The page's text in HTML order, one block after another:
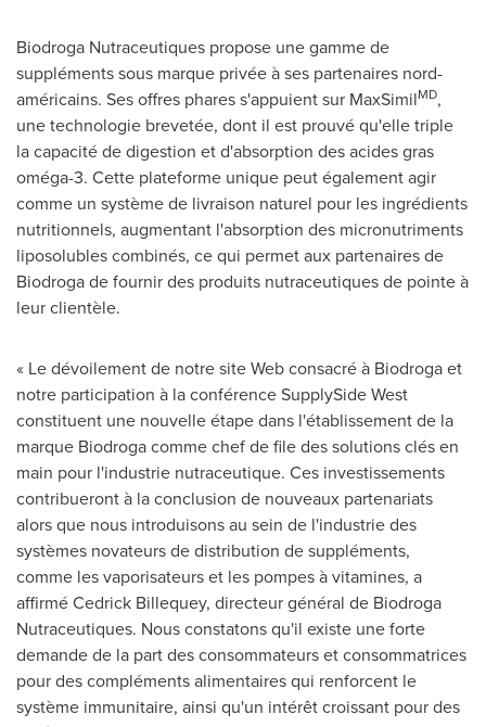
Biodroga Nutraceutiques propose une gamme de
suppléments sous marque privée à ses partenaires nord-
américains. Ses offres phares s'appuient sur MaxSimilMD,
une technologie brevetée, dont il est prouvé qu'elle triple
la capacité de digestion et d'absorption des acides gras
oméga-3. Cette plateforme unique peut également agir
comme un système de livraison naturel pour les ingrédients
nutritionnels, augmentant l'absorption des micronutriments
liposolubles combinés, ce qui permet aux partenaires de
Biodroga de fournir des produits nutraceutiques de pointe à
leur clientèle.
« Le dévoilement de notre site Web consacré à Biodroga et
notre participation à la conférence SupplySide West
constituent une nouvelle étape dans l'établissement de la
marque Biodroga comme chef de file des solutions clés en
main pour l'industrie nutraceutique. Ces investissements
contribueront à la conclusion de nouveaux partenariats
alors que nous introduisons au sein de l'industrie des
systèmes novateurs de distribution de suppléments,
comme les vaporisateurs et les pompes à vitamines, a
affirméCedrick Billequey, directeur général de Biodroga
Nutraceutiques. Nous constatons qu'il existe une forte
demande de la part des consommateurs et consommatrices
pour des compléments alimentaires qui renforcent le
système immunitaire, ainsi qu'un intérêt croissant pour des